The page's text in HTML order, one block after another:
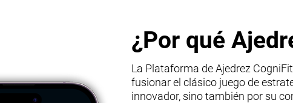
¿Por qué
La Plataforma de Ajedrez
fusionar el clásico juego de
innovador, sino también por su